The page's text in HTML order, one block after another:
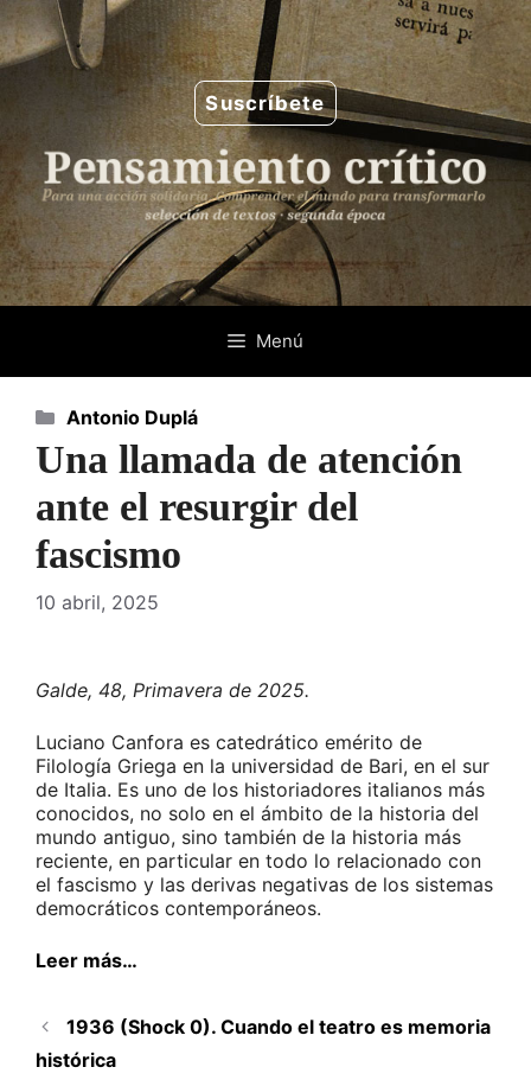
Saltar
al
contenido
Suscríbete
Menú
Una llamada de atención
ante el resurgir del
fascismo
10 abril, 2025
Galde, 48, Primavera de 2025.
Luciano Canfora es catedrático emérito de
Filología Griega en la universidad de Bari, en el sur
de Italia. Es uno de los historiadores italianos más
conocidos, no solo en el ámbito de la historia del
mundo antiguo, sino también de la historia más
reciente, en particular en todo lo relacionado con
el fascismo y las derivas negativas de los sistemas
democráticos contemporáneos.
Leer más…
Categorías
Antonio Duplá
1936 (Shock 0). Cuando el teatro es memoria
histórica